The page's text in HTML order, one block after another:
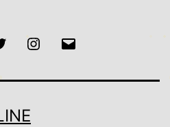
Twitter Instagram